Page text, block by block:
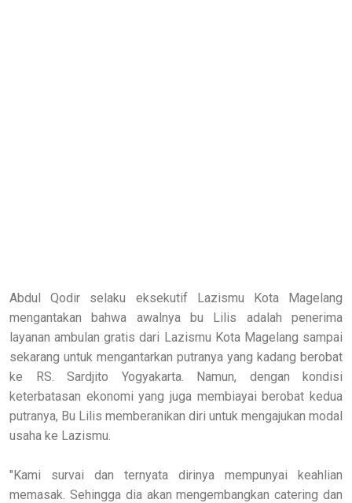
Abdul Qodir selaku eksekutif Lazismu Kota Magelang
mengantakan bahwa awalnya bu Lilis adalah penerima
layanan ambulan gratis dari Lazismu Kota Magelang sampai
sekarang untuk mengantarkan putranya yang kadang berobat
ke RS. Sardjito Yogyakarta. Namun, dengan kondisi
keterbatasan ekonomi yang juga membiayai berobat kedua
putranya, Bu Lilis memberanikan diri untuk mengajukan modal
usaha ke Lazismu.
"Kami survai dan ternyata dirinya mempunyai keahlian
memasak. Sehingga dia akan mengembangkan catering dan